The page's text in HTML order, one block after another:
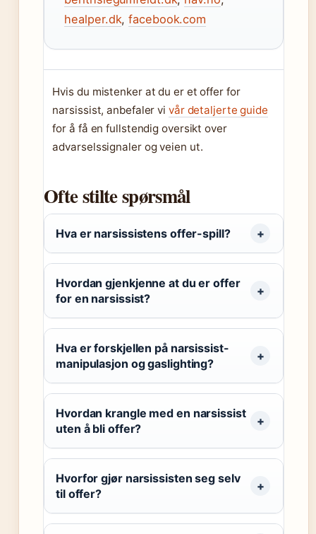
healper.dk,facebook.com
Hvis du mistenker at du er et offer for
narsissist, anbefaler vi vår detaljerte guide
for å få en fullstendig oversikt over
advarselssignaler og veien ut.
Ofte stilte spørsmål
Hva er narsissistens offer-spill?
Hvordan gjenkjenne at du er offer
for en narsissist?
Hva er forskjellen på narsissist-
manipulasjon og gaslighting?
Hvordan krangle med en narsissist
uten å bli offer?
Hvorfor gjør narsissisten seg selv
til offer?